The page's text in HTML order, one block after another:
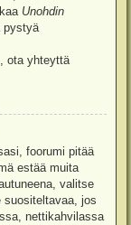
Unohdin
pystyä
ota yhteyttä
foorumi pitää
estää muita
valitse
suositeltavaa, jos
nettikahvilassa